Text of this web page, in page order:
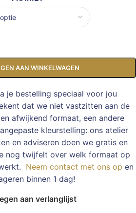
AAN WINKELWAGEN
je bestelling speciaal voor jou
dat we niet vastzitten aan de
afwijkend formaat, een andere
kleurstelling: ons atelier
en adviseren doen we gratis en
nog twijfelt over welk formaat op
Neem contact met ons op en
binnen 1 dag!
aan verlanglijst